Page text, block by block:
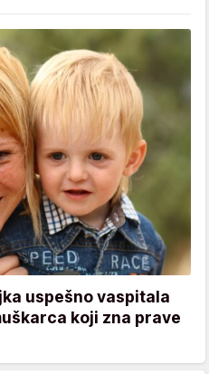
uspešno vaspitala
koji zna prave